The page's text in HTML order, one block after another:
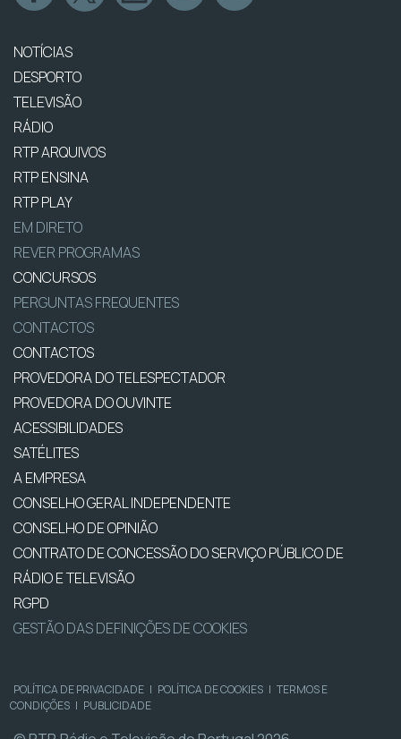
NOTÍCIAS
DESPORTO
TELEVISÃO
RÁDIO
RTP ARQUIVOS
RTP ENSINA
RTP PLAY
EM DIRETO
REVER PROGRAMAS
CONCURSOS
PERGUNTAS FREQUENTES
CONTACTOS
CONTACTOS
PROVEDORA DO TELESPECTADOR
PROVEDORA DO OUVINTE
ACESSIBILIDADES
SATÉLITES
A EMPRESA
CONSELHO GERAL INDEPENDENTE
CONSELHO DE OPINIÃO
CONTRATO DE CONCESSÃO DO SERVIÇO PÚBLICO DE
RÁDIO E TELEVISÃO
RGPD
GESTÃO DAS DEFINIÇÕES DE COOKIES
POLÍTICA DE PRIVACIDADE | POLÍTICA DE COOKIES | TERMOS E
CONDIÇÕES | PUBLICIDADE